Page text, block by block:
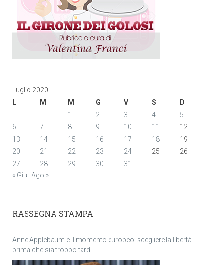
Luglio 2020
L
M M G V S
D
1
2 3 4
5
6
7 8 9 10 11
12
13
14 15 16 17 18
19
20
21 22 23 24 25
26
27
28 29 30
31
« Giu
Ago »
RASSEGNA STAMPA
Anne Applebaum e il momento europeo: scegliere la libertà
prima che sia troppo tardi